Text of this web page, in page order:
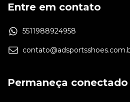
Entre em contato
5511988924958
Permaneça conectado